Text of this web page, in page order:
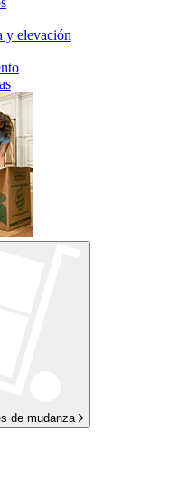
y elevación
de mudanza